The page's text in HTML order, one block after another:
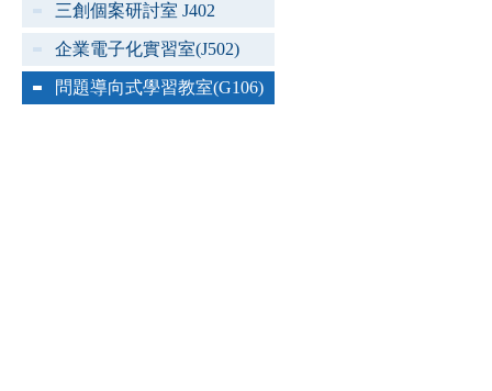
三創個案研討室 J402
企業電子化實習室(J502)
問題導向式學習教室(G106)